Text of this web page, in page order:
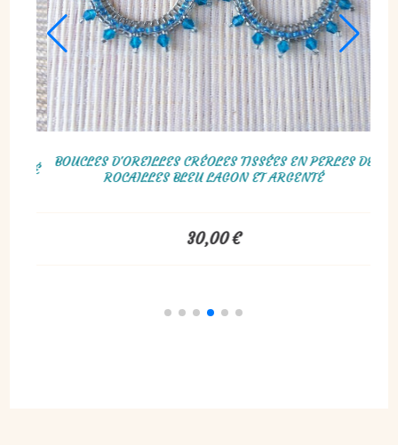
BOUCLES D'OREILLES HEXAGONE BLEU JEAN & ARGENTÉ,
TISSAGE MIYUKI
45,00€